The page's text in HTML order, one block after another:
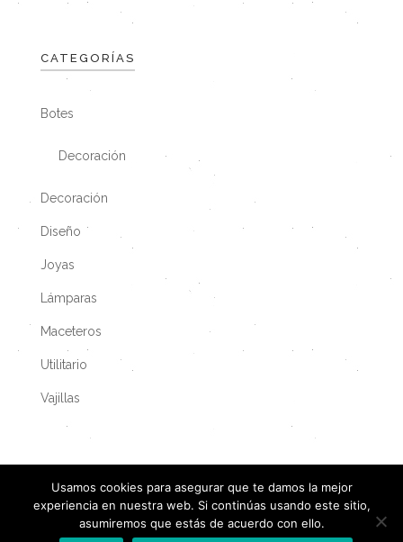
CATEGORÍAS
Botes
Decoración
Decoración
Diseño
Joyas
Lámparas
Maceteros
Utilitario
Vajillas
Usamos cookies para asegurar que te damos la mejor
experiencia en nuestra web. Si continúas usando este sitio,
asumiremos que estás de acuerdo con ello.